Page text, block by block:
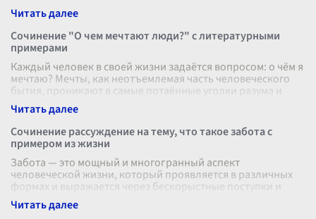
Сочинение "О чем мечтают люди?" с литературными
примерами
Каждый человек в своей жизни задаётся вопросом: о чём я
мечтаю? Мечты, как неотъемлемая часть человеческого
бытия, проникают в самые потаённые уголки разума и
души. Они вдохновляют
Сочинение рассуждение на тему, что такое забота с
примером из жизни
Забота — это мощный и многогранный аспект
человеческой жизни, который проявляется в различных
формах и выражается через бескорыстные поступки и
тёплые эмоциональные переживания. Эт